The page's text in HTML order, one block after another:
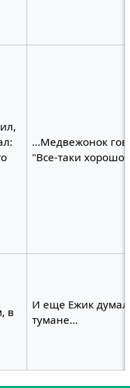
...Медвежонок
"Все-таки
в
И еще Ежик
тумане...